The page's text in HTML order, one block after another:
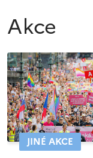
Akce
JINÉ AKCE